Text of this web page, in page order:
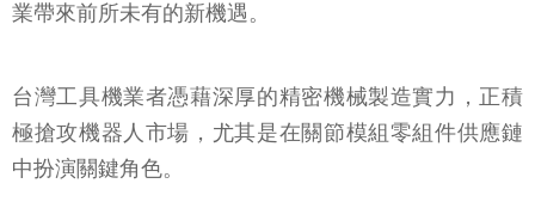
業帶來前所未有的新機遇。
台灣工具機業者憑藉深厚的精密機械製造實力，正積
極搶攻機器人市場，尤其是在關節模組零組件供應鏈
中扮演關鍵角色。